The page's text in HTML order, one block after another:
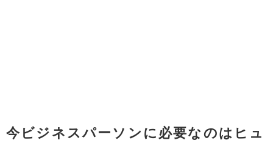
今ビジネスパーソンに必要なのはヒュ